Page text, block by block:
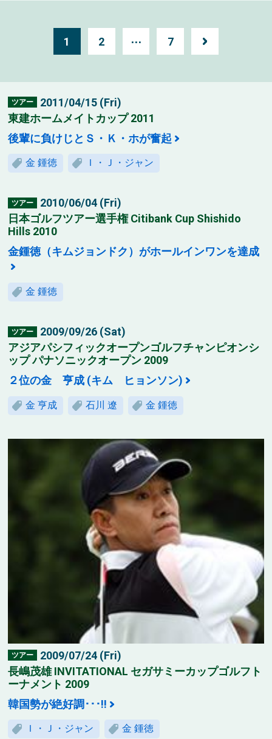
1 2 ⋯ 7
ツアー
2011/04/15 (Fri)
東建ホームメイトカップ 2011
後輩に負けじとＳ・Ｋ・ホが奮起
金 鍾徳 Ｉ・Ｊ・ジャン
ツアー
2010/06/04 (Fri)
日本ゴルフツアー選手権 Citibank Cup Shishido
Hills 2010
金鍾徳（キムジョンドク）がホールインワンを達成
金 鍾徳
ツアー
2009/09/26 (Sat)
アジアパシフィックオープンゴルフチャンピオンシ
ップ パナソニックオープン 2009
２位の金 亨成 (キム ヒョンソン)
金 亨成 石川 遼 金 鍾徳
ツアー
2009/07/24 (Fri)
長嶋茂雄 INVITATIONAL セガサミーカップゴルフト
ーナメント 2009
韓国勢が絶好調･･･!!
Ｉ・Ｊ・ジャン 金 鍾徳